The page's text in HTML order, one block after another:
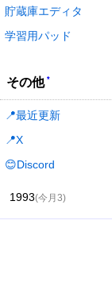
貯蔵庫エディタ
学習用パッド
その他 *
📍最近更新
📍X
😊Discord
1993(今月3)